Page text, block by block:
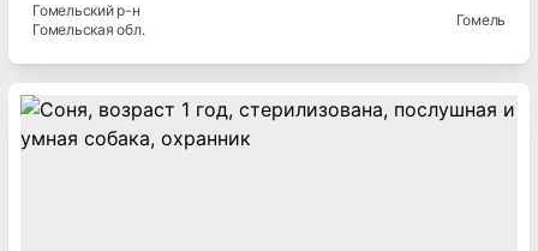
Гомельскийр-н
Гомельская обл.
Гомель